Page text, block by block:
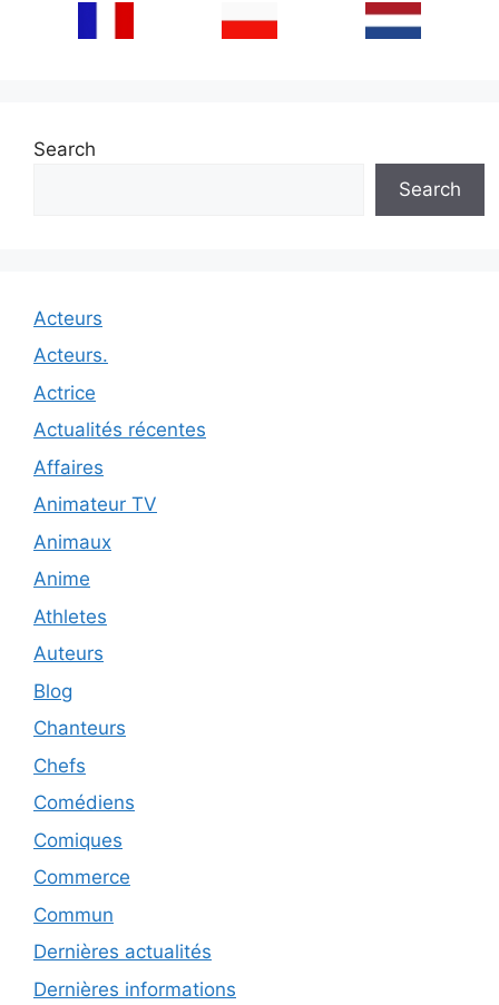
Search
Search
Acteurs
Acteurs.
Actrice
Actualités récentes
Affaires
Animateur TV
Animaux
Anime
Athletes
Auteurs
Blog
Chanteurs
Chefs
Comédiens
Comiques
Commerce
Commun
Dernières actualités
Dernières informations